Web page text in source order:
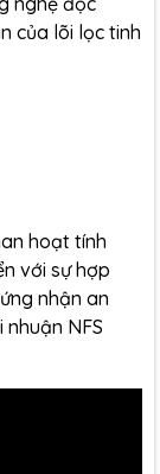
của lõi lọc tinh
hoạt tính
với sự hợp
nhận an
NFS